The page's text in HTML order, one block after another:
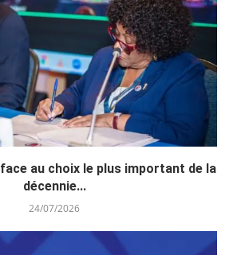
au choix le plus important de la
décennie...
24/07/2026